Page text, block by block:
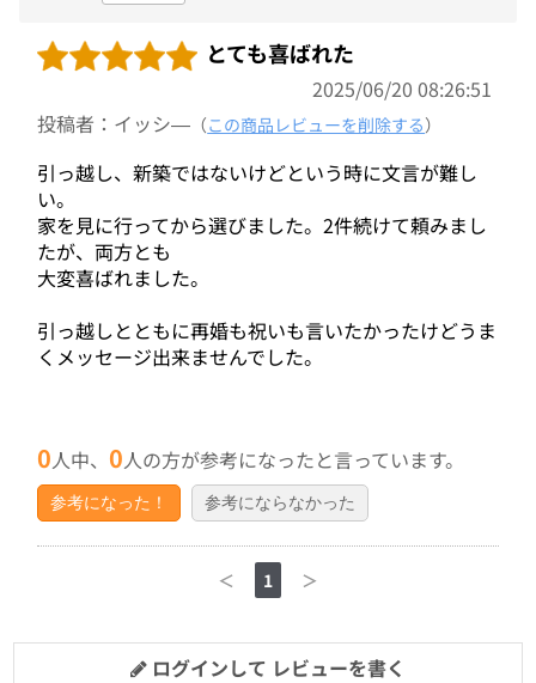
とても喜ばれた
2025/06/20 08:26:51
投稿者：イッシ― （この商品レビューを削除する）
引っ越し、新築ではないけどという時に文言が難し
い。
家を見に行ってから選びました。2件続けて頼みまし
たが、両方とも
大変喜ばれました。
引っ越しとともに再婚も祝いも言いたかったけどうま
くメッセージ出来ませんでした。
0人中、0人の方が参考になったと言っています。
参考になった！ 参考にならなかった
＜ 1 ＞
ログインして レビューを書く